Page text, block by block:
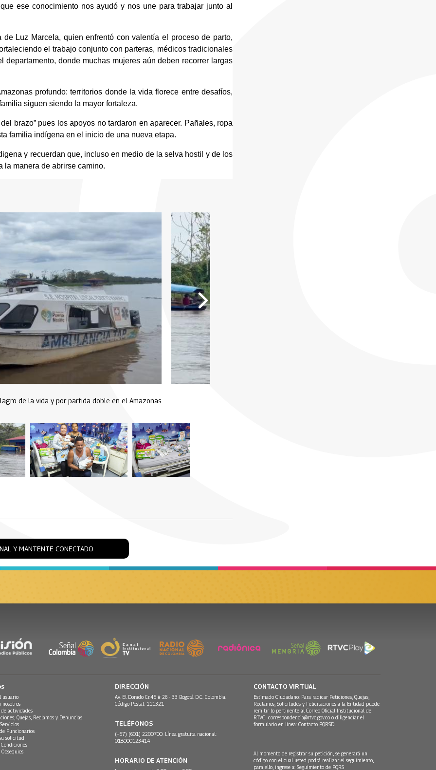
ese conocimiento nos ayudó y nos une para trabajar junto al
Luz Marcela, quien enfrentó con valentía el proceso de parto,
el trabajo conjunto con parteras, médicos tradicionales
donde muchas mujeres aún deben recorrer largas
profundo: territorios donde la vida florece entre desafíos,
siguen siendo la mayor fortaleza.
brazo” pues los apoyos no tardaron en aparecer. Pañales, ropa
familia indígena en el inicio de una nueva etapa.
y recuerdan que, incluso en medio de la selva hostil y de los
la manera de abrirse camino.
de la vida y por partida doble en el Amazonas
Y MANTENTE CONECTADO
usuario
nosotros
actividades
Quejas, Reclamos y Denuncias
Funcionarios
solicitud
DIRECCIÓN
Av. El Dorado Cr.45 # 26 - 33 Bogotá D.C. Colombia.
Código Postal: 111321
TELÉFONOS
(+57) (601) 2200700. Línea gratuita nacional:
018000123414
HORARIO DE ATENCIÓN
CONTACTO VIRTUAL
Estimado Ciudadano: Para radicar Peticiones, Quejas,
Reclamos, Solicitudes y Felicitaciones a la Entidad puede
remitir lo pertinente al Correo Oficial Institucional de
RTVC correspondencia@rtvc.gov.co o diligenciar el
formulario en línea: Contacto PQRSD.
Al momento de registrar su petición, se generará un
código con el cual usted podrá realizar el seguimiento,
para ello, ingrese a: Seguimiento de PQRS